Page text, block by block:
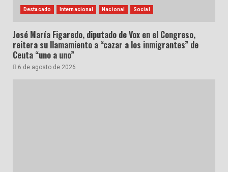
Destacado Internacional Nacional Social
José María Figaredo, diputado de Vox en el Congreso,
reitera su llamamiento a “cazar a los inmigrantes” de
Ceuta “uno a uno”
6 de agosto de 2026